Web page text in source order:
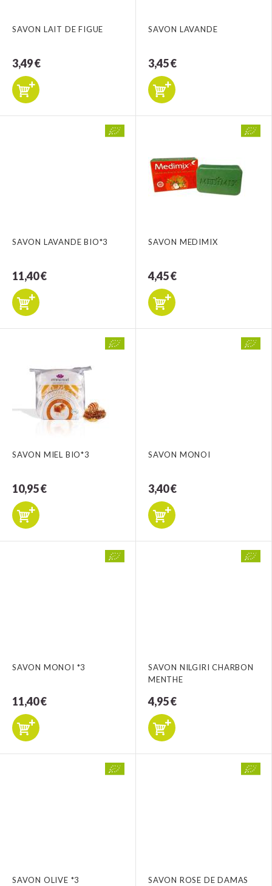
SAVON LAIT DE FIGUE
3,49 €
SAVON LAVANDE
3,45 €
SAVON LAVANDE BIO*3
11,40 €
SAVON MEDIMIX
4,45 €
SAVON MIEL BIO*3
10,95 €
SAVON MONOI
3,40 €
SAVON MONOI *3
11,40 €
SAVON NILGIRI CHARBON
MENTHE
4,95 €
SAVON OLIVE *3
SAVON ROSE DE DAMAS